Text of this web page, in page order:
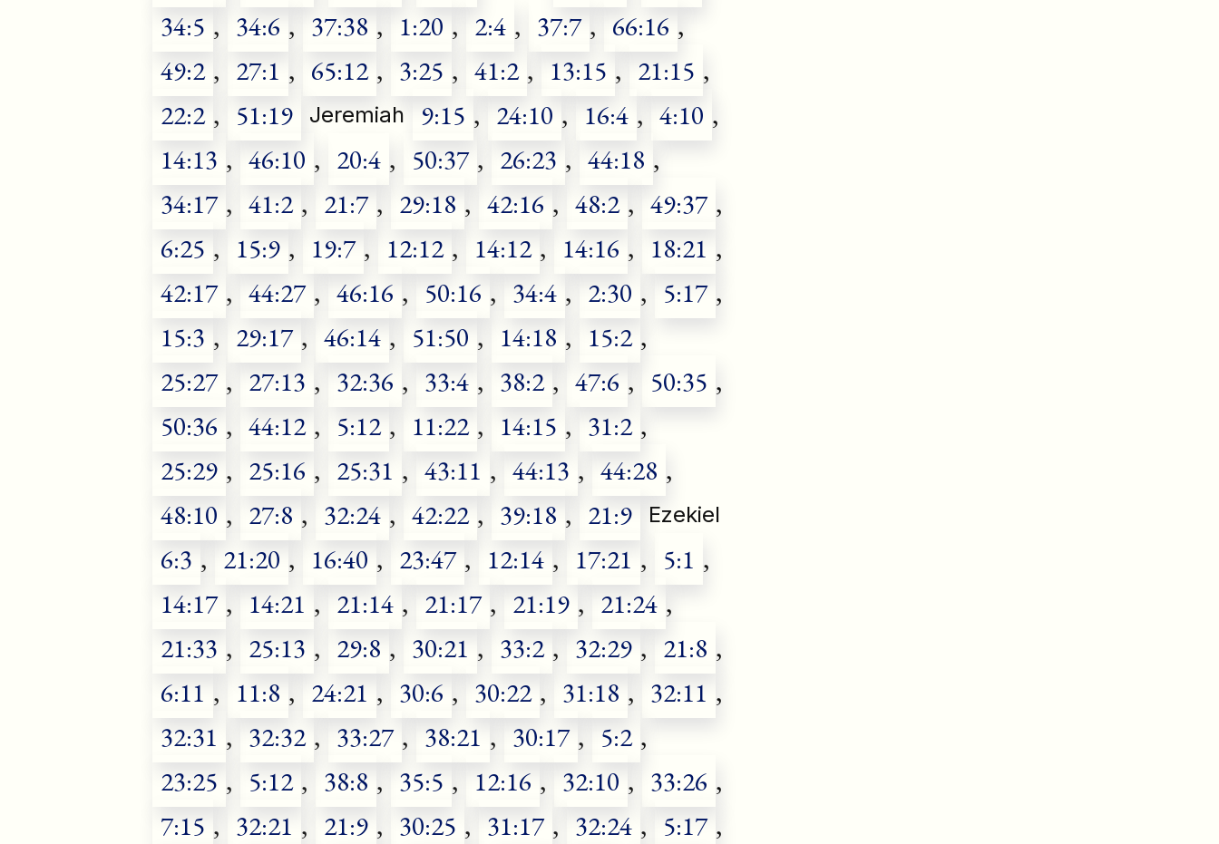
34:5 , 34:6 , 37:38 , 1:20 , 2:4 , 37:7 , 66:16 ,
49:2 , 27:1 , 65:12 , 3:25 , 41:2 , 13:15 , 21:15 ,
22:2 , 51:19 Jeremiah 9:15 , 24:10 , 16:4 , 4:10 ,
14:13 , 46:10 , 20:4 , 50:37 , 26:23 , 44:18 ,
34:17 , 41:2 , 21:7 , 29:18 , 42:16 , 48:2 , 49:37 ,
6:25 , 15:9 , 19:7 , 12:12 , 14:12 , 14:16 , 18:21 ,
42:17 , 44:27 , 46:16 , 50:16 , 34:4 , 2:30 , 5:17 ,
15:3 , 29:17 , 46:14 , 51:50 , 14:18 , 15:2 ,
25:27 , 27:13 , 32:36 , 33:4 , 38:2 , 47:6 , 50:35 ,
50:36 , 44:12 , 5:12 , 11:22 , 14:15 , 31:2 ,
25:29 , 25:16 , 25:31 , 43:11 , 44:13 , 44:28 ,
48:10 , 27:8 , 32:24 , 42:22 , 39:18 , 21:9 Ezekiel
6:3 , 21:20 , 16:40 , 23:47 , 12:14 , 17:21 , 5:1 ,
14:17 , 14:21 , 21:14 , 21:17 , 21:19 , 21:24 ,
21:33 , 25:13 , 29:8 , 30:21 , 33:2 , 32:29 , 21:8 ,
6:11 , 11:8 , 24:21 , 30:6 , 30:22 , 31:18 , 32:11 ,
32:31 , 32:32 , 33:27 , 38:21 , 30:17 , 5:2 ,
23:25 , 5:12 , 38:8 , 35:5 , 12:16 , 32:10 , 33:26 ,
7:15 , 32:21 , 21:9 , 30:25 , 31:17 , 32:24 , 5:17 ,